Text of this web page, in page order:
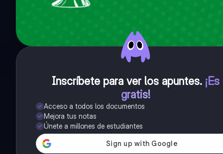
Inscríbete para ver los apuntes. ¡Es
gratis!
Acceso a todos los documentos
Mejora tus notas
Únete a millones de estudiantes